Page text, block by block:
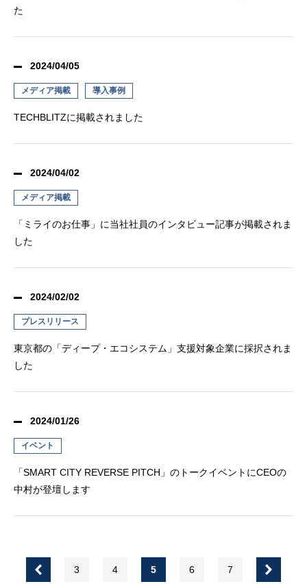
た
2024/04/05
メディア掲載 導入事例
TECHBLITZに掲載されました
2024/04/02
メディア掲載
「ミライのお仕事」に当社社員のインタビュー記事が掲載されま
した
2024/02/02
プレスリリース
東京都の「ディープ・エコシステム」支援対象企業に採択されま
した
2024/01/26
イベント
「SMART CITY REVERSE PITCH」のトークイベントにCEOの
中村が登壇します
3 4 5 6 7